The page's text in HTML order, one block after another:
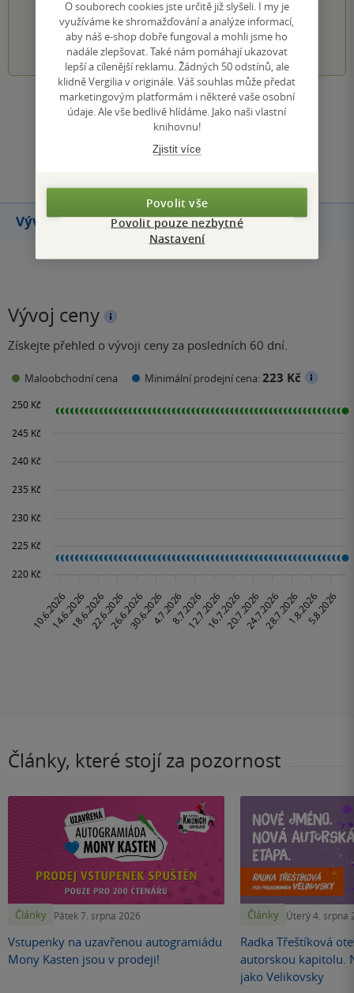
PŘIDEJTE SVÉ HODNOCENÍ KNIHY
1 2 3 4 5
Zobrazit všechna hodnocení
Přidat hodnocení
Vývoj ceny
Vývoj ceny
Získejte přehled o vývoji ceny za posledních 60 dní.
Maloobchodní cena Minimální prodejní cena:223 Kč
Články, které stojí za pozornost
Články Pátek 7. srpna 2026
Vstupenky na uzavřenou autogramiádu
Mony Kasten jsou v prodeji!
Články Úterý 4. srpna
Radka Třeštíková
autorskou kapitolu.
jako Velikovsky
O souborech cookies jste určitě již slyšeli. I my je
využíváme ke shromažďování a analýze informací,
aby náš e-shop dobře fungoval a mohli jsme ho
nadále zlepšovat. Také nám pomáhají ukazovat
lepší a cílenější reklamu. Žádných 50 odstínů, ale
klidně Vergilia v originále. Váš souhlas může předat
marketingovým platformám i některé vaše osobní
údaje. Ale vše bedlivě hlídáme. Jako naši vlastní
knihovnu!
Zjistit více
Povolit vše
Povolit pouze nezbytné
Nastavení